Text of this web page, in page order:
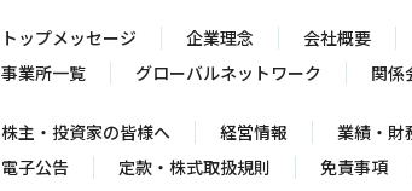
トップメッセージ 企業理念 会社概要
事業所一覧
グローバルネットワーク 関係
株主・投資家の皆様へ 経営情報 業績・財
電子公告
定款・株式取扱規則 免責事項